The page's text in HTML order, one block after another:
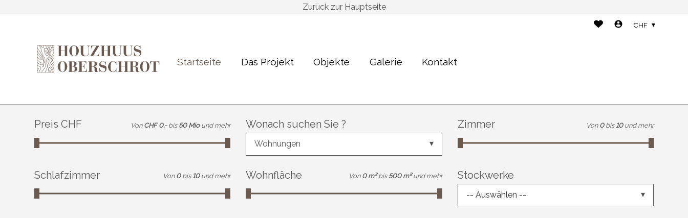
Zurück zur Hauptseite
Startseite Das Projekt Objekte Galerie Kontakt
CHF
Preis CHF Von CHF 0.- bis 50 Mio und mehr Wonach suchen Sie ?
Wohnungen
Zimmer Von 0 bis 10 und mehr
Schlafzimmer Von 0 bis 10 und mehr Wohnfläche Von 0 m² bis 500 m² und mehr Stockwerke
-- Auswählen --